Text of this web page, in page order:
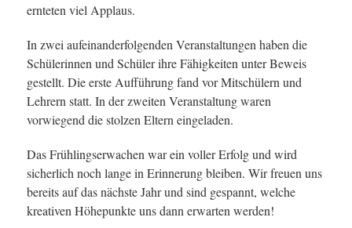
ernteten viel Applaus.
In zwei aufeinanderfolgenden Veranstaltungen haben die
Schülerinnen und Schüler ihre Fähigkeiten unter Beweis
gestellt. Die erste Aufführung fand vor Mitschülern und
Lehrern statt. In der zweiten Veranstaltung waren
vorwiegend die stolzen Eltern eingeladen.
Das Frühlingserwachen war ein voller Erfolg und wird
sicherlich noch lange in Erinnerung bleiben. Wir freuen uns
bereits auf das nächste Jahr und sind gespannt, welche
kreativen Höhepunkte uns dann erwarten werden!